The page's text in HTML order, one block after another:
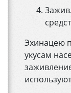
Эхинацею
укусам